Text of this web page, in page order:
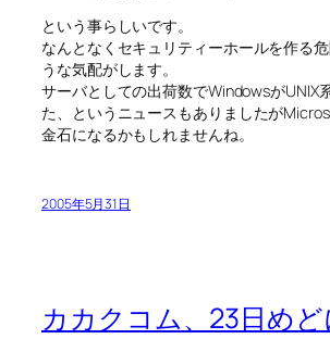
という事らしいです。
なんとなくセキュリティーホールを作る
うな気配がします。
サーバとしての出荷数でWindowsがUNIX
た、というニュースもありましたが
金石になるかもしれませんね。
2005年5月31日
カカクコム、23日め